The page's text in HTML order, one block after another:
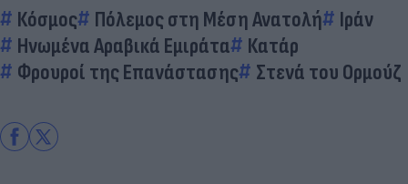
Κόσμος Πόλεμος στη Μέση Ανατολή
Ιράν
Ηνωμένα Αραβικά Εμιράτα
Κατάρ
Φρουροί της Επανάστασης
Στενά του Ορμούζ